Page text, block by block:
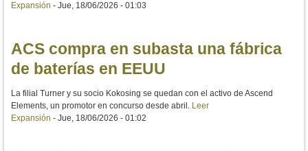
Expansión - Jue, 18/06/2026 - 01:03
ACS compra en subasta una fábrica
de baterías en EEUU
La filial Turner y su socio Kokosing se quedan con el activo de Ascend
Elements, un promotor en concurso desde abril. Leer
Expansión - Jue, 18/06/2026 - 01:02